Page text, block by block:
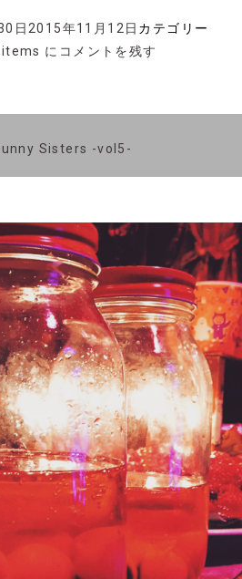
日 2015年11月12日 カテゴリー
に コメントを残す
Sisters -vol5-